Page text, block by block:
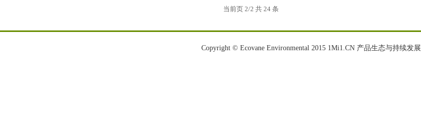
当前页 2/2 共 24 条
Copyright © Ecovane Environmental 2015 1Mi1.CN 产品生态与持续发展